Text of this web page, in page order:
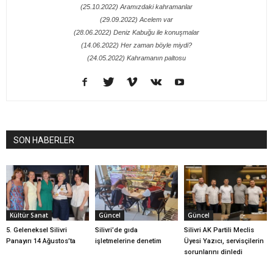
(25.10.2022) Aramızdaki kahramanlar
(29.09.2022) Acelem var
(28.06.2022) Deniz Kabuğu ile konuşmalar
(14.06.2022) Her zaman böyle miydi?
(24.05.2022) Kahramanın paltosu
SON HABERLER
Kültür Sanat
5. Geleneksel Silivri
Panayırı 14 Ağustos’ta
Güncel
Silivri’de gıda
işletmelerine denetim
Güncel
Silivri AK Partili Meclis
Üyesi Yazıcı, servisçilerin
sorunlarını dinledi